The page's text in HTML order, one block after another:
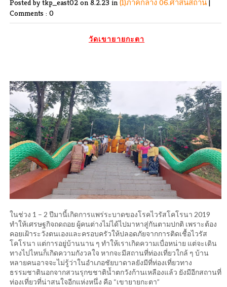
Posted by tkp_east02 on 8.2.23 in (1)ภาคกลาง 06.ศาสนสถาน |
Comments : 0
วัดเขายายกะตา
ในช่วง 1 – 2 ปีมานี้เกิดการแพร่ระบาดของโรคไวรัสโคโรนา 2019
ทำให้เศรษฐกิจถดถอย ผู้คนต่างไม่ได้ไปมาหาสู่กันตามปกติ เพราะต้อง
คอยเฝ้าระวังตนเองและครอบครัวให้ปลอดภัยจากการติดเชื้อไวรัส
โคโรนา แต่การอยู่บ้านนาน ๆ ทำให้เราเกิดความเบื่อหน่าย แต่จะเดิน
ทางไปไหนก็เกิดความกังวลใจ หากจะมีสถานที่ท่องเที่ยวใกล้ ๆ บ้าน
หลายคนอาจจะไม่รู้ว่าในอำเภอชัยบาดาลยังมีที่ท่องเที่ยวทาง
ธรรมชาตินอกจากสวนรุกขชาติน้ำตกวังก้านเหลืองแล้ว ยังมีอีกสถานที่
ท่องเที่ยวที่น่าสนใจอีกแห่งหนึ่ง คือ “เขายายกะตา”